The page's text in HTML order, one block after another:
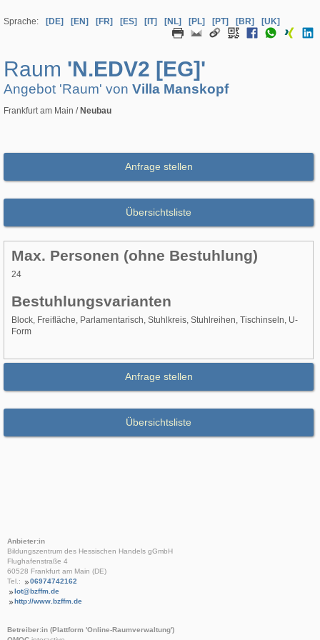
Sprache: [DE] [EN] [FR] [ES] [IT] [NL] [PL] [PT] [BR] [UK]
Raum 'N.EDV2 [EG]'
Angebot 'Raum' von Villa Manskopf
Frankfurt am Main / Neubau
Anfrage stellen
Übersichtsliste
Max. Personen (ohne Bestuhlung)
24
Bestuhlungsvarianten
Block, Freifläche, Parlamentarisch, Stuhlkreis, Stuhlreihen, Tischinseln, U-
Form
Anfrage stellen
Übersichtsliste
Anbieter:in
Bildungszentrum des Hessischen Handels gGmbH
Flughafenstraße 4
60528 Frankfurt am Main (DE)
Tel.:
06974742162
lot@bzffm.de
http://www.bzffm.de
Betreiber:in (Plattform 'Online-Raumverwaltung')